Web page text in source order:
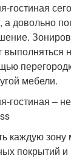
довольно
мебели.
гостиная –
каждую
покрытий и